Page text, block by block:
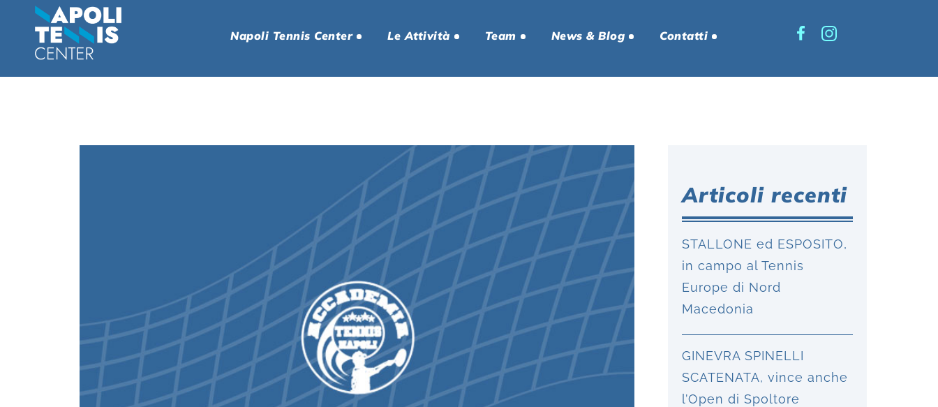
Napoli Tennis Center Le Attività Team News & Blog Contatti
Articoli recenti
STALLONE ed ESPOSITO,
in campo al Tennis
Europe di Nord
Macedonia
GINEVRA SPINELLI
SCATENATA, vince anche
l’Open di Spoltore